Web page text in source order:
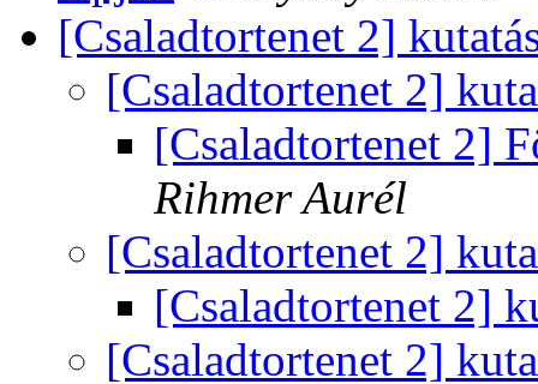
[Csaladtortenet 2]
[Csaladtortenet 2]
[Csaladtortenet 2]
Rihmer Aurél
[Csaladtortenet 2]
[Csaladtortenet 2]
[Csaladtortenet 2]